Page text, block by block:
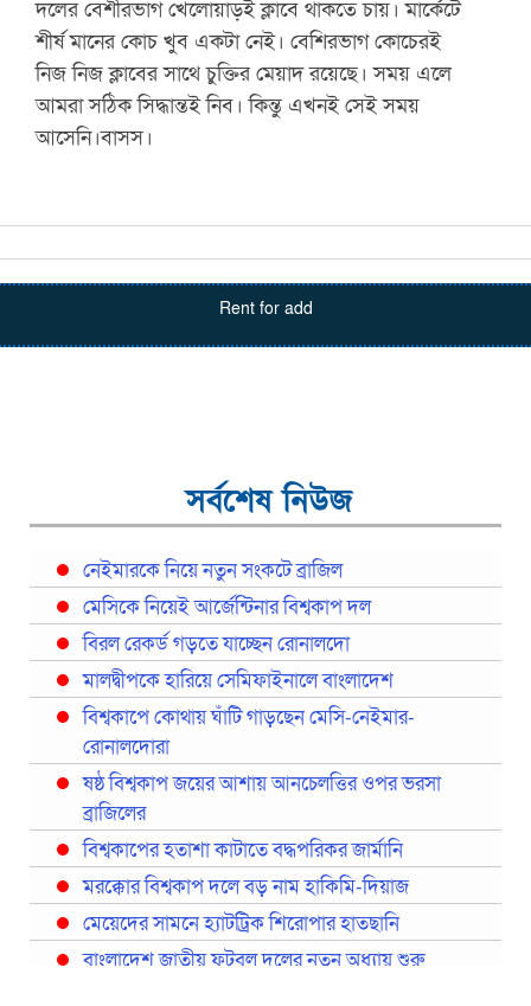
দলের বেশীরভাগ খেলোয়াড়ই ক্লাবে থাকতে চায়। মার্কেটে
শীর্ষ মানের কোচ খুব একটা নেই। বেশিরভাগ কোচেরই
নিজ নিজ ক্লাবের সাথে চুক্তির মেয়াদ রয়েছে। সময় এলে
আমরা সঠিক সিদ্ধান্তই নিব। কিন্তু এখনই সেই সময়
আসেনি।বাসস।
Rent for add
সর্বশেষ নিউজ
নেইমারকে নিয়ে নতুন সংকটে ব্রাজিল
মেসিকে নিয়েই আর্জেন্টিনার বিশ্বকাপ দল
বিরল রেকর্ড গড়তে যাচ্ছেন রোনালদো
মালদ্বীপকে হারিয়ে সেমিফাইনালে বাংলাদেশ
বিশ্বকাপে কোথায় ঘাঁটি গাড়ছেন মেসি-নেইমার-
রোনালদোরা
ষষ্ঠ বিশ্বকাপ জয়ের আশায় আনচেলত্তির ওপর ভরসা
ব্রাজিলের
বিশ্বকাপের হতাশা কাটাতে বদ্ধপরিকর জার্মানি
মরক্কোর বিশ্বকাপ দলে বড় নাম হাকিমি-দিয়াজ
মেয়েদের সামনে হ্যাটট্রিক শিরোপার হাতছানি
বাংলাদেশ জাতীয় ফুটবল দলের নতুন অধ্যায় শুরু